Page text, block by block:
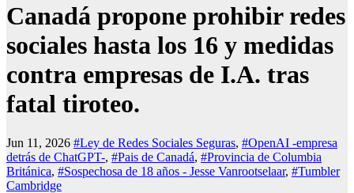
Canadá propone prohibir redes
sociales hasta los 16 y medidas
contra empresas de I.A. tras
fatal tiroteo.
Jun 11, 2026 #Ley de Redes Sociales Seguras, #OpenAI -empresa
detrás de ChatGPT-, #Pais de Canadá, #Provincia de Columbia
Británica, #Sospechosa de 18 años - Jesse Vanrootselaar, #Tumbler
Cambridge